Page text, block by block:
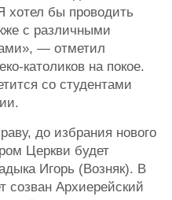
хотел бы проводить
с различными
— отметил
католиков на покое.
со студентами
до избрания нового
Церкви будет
Игорь (Возняк). В
созван Архиерейский